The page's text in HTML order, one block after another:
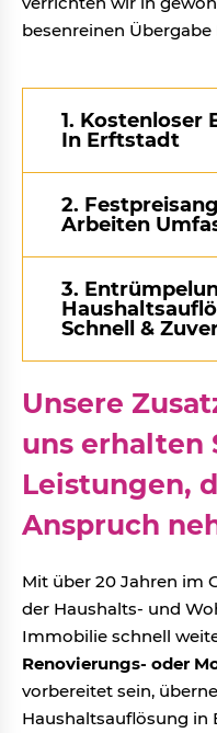
besenreinen
1.
In Erftstadt
2.
Arbeiten
3.
Schnell &
Unsere
uns erhalten
Leistungen,
Anspruch
Mit über 20 Jahren im
der Haushalts- und
Immobilie schnell
Renovierungs- oder
vorbereitet sein,
Haushaltsauflösung